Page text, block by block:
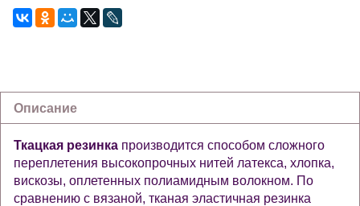
Описание
Ткацкая резинка производится способом сложного
переплетения высокопрочных нитей латекса, хлопка,
вискозы, оплетенных полиамидным волокном. По
сравнению с вязаной, тканая эластичная резинка